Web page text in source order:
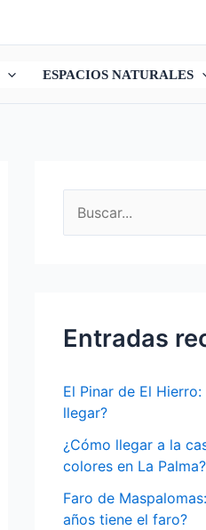
ESPACIOS NATURALES
u
r
o
:
Entradas
El Pinar de El Hierro:
llegar?
¿Cómo llegar a la
colores en La Palma?
Faro de
años tiene el faro?